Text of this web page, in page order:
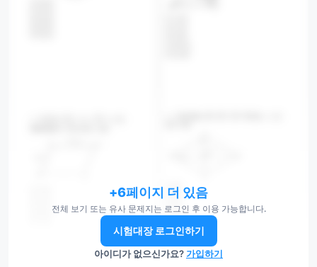
+6페이지 더 있음
전체 보기 또는 유사 문제지는 로그인 후 이용 가능합니다.
시험대장 로그인하기
아이디가 없으신가요?가입하기